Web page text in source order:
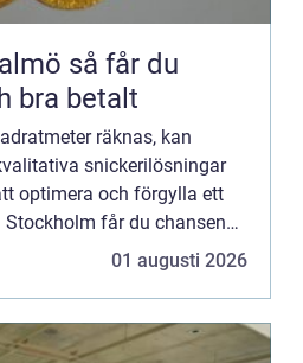
får du
bra betalt
räknas, kan
snickerilösningar
optimera och förgylla ett
får du chansen
01 augusti 2026